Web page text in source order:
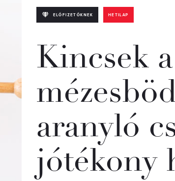
ELŐFIZETŐKNEK HETILAP
Kincsek a
aranyló
jótékony